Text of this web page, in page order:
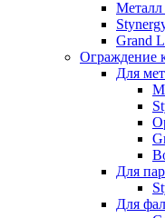
Grand
Ограждение
Для
Для
Для